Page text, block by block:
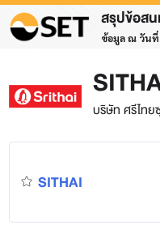
สรุปข้อส
ข้อมูล ณ วันที่
บริษัท ศรีไทย
SITHAI